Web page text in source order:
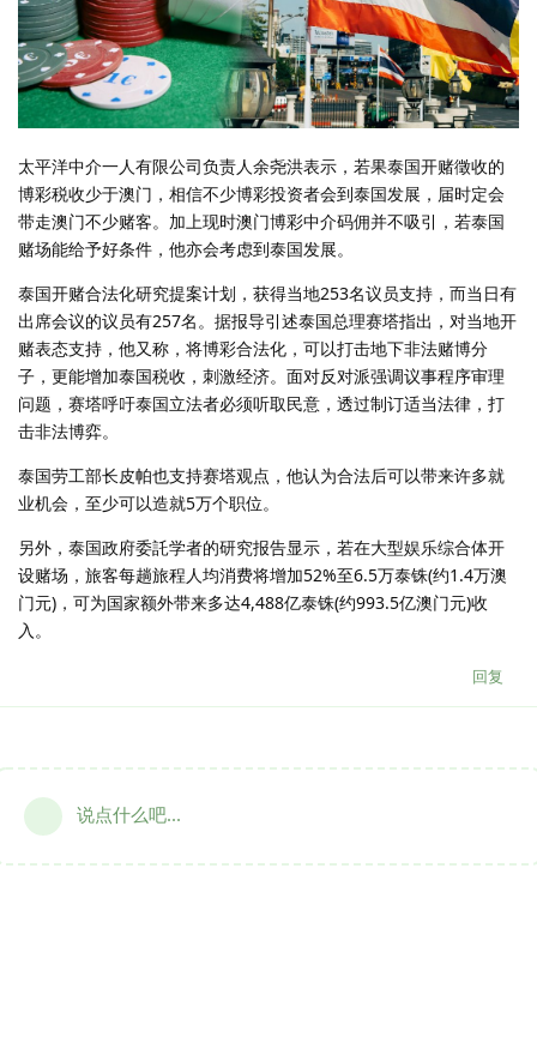
太平洋中介一人有限公司负责人余尧洪表示，若果泰国开赌徵收的
博彩税收少于澳门，相信不少博彩投资者会到泰国发展，届时定会
带走澳门不少赌客。加上现时澳门博彩中介码佣并不吸引，若泰国
赌场能给予好条件，他亦会考虑到泰国发展。
泰国开赌合法化研究提案计划，获得当地253名议员支持，而当日有
出席会议的议员有257名。据报导引述泰国总理赛塔指出，对当地开
赌表态支持，他又称，将博彩合法化，可以打击地下非法赌博分
子，更能增加泰国税收，刺激经济。面对反对派强调议事程序审理
问题，赛塔呼吁泰国立法者必须听取民意，透过制订适当法律，打
击非法博弈。
泰国劳工部长皮帕也支持赛塔观点，他认为合法后可以带来许多就
业机会，至少可以造就5万个职位。
另外，泰国政府委託学者的研究报告显示，若在大型娱乐综合体开
设赌场，旅客每趟旅程人均消费将增加52%至6.5万泰铢(约1.4万澳
门元)，可为国家额外带来多达4,488亿泰铢(约993.5亿澳门元)收
入。
回复
说点什么吧...